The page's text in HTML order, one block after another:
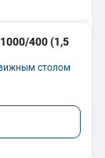
400 (1,5
столом